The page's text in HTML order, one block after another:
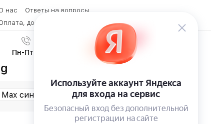
нас
Ответы на вопросы
доставка и возврат товара
Контакты
8 (800) 600-28-07
Пн-Пт с 9:00 до 19:00